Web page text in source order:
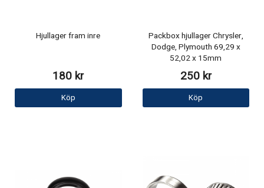
Hjullager fram inre
180 kr
Köp
Packbox hjullager Chrysler,
Dodge, Plymouth 69,29 x
52,02 x 15mm
250 kr
Köp